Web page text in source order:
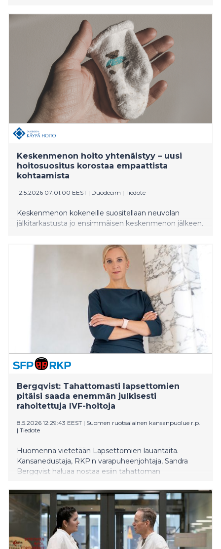
Keskenmenon hoito yhtenäistyy – uusi
hoitosuositus korostaa empaattista
kohtaamista
12.5.2026 07:01:00 EEST | Duodecim | Tiedote
Keskenmenon kokeneille suositellaan neuvolan
jälkitarkastusta jo ensimmäisen keskenmenon jälkeen.
Bergqvist: Tahattomasti lapsettomien
pitäisi saada enemmän julkisesti
rahoitettuja IVF-hoitoja
8.5.2026 12:29:43 EEST | Suomen ruotsalainen kansanpuolue r.p.
| Tiedote
Huomenna vietetään Lapsettomien lauantaita.
Kansanedustaja, RKP:n varapuheenjohtaja, Sandra
Bergqvist haluaa nostaa esiin tahattoman
äitienpäiväviikonlopun varjoon. Suomessa arviolta noin
300 000 ihmistä kärsii tahattomasta
lapsettomuudesta. Jotta useampi saisi apua eikä jäisi
yksin, Bergqvist haluaa nähdä enemmän julkisesti
rahoitettuja IVF-hoitoja, palveluseteleitä yksityiseen
hedelmöityshoitoon sekä lisää psykososiaalista tukea